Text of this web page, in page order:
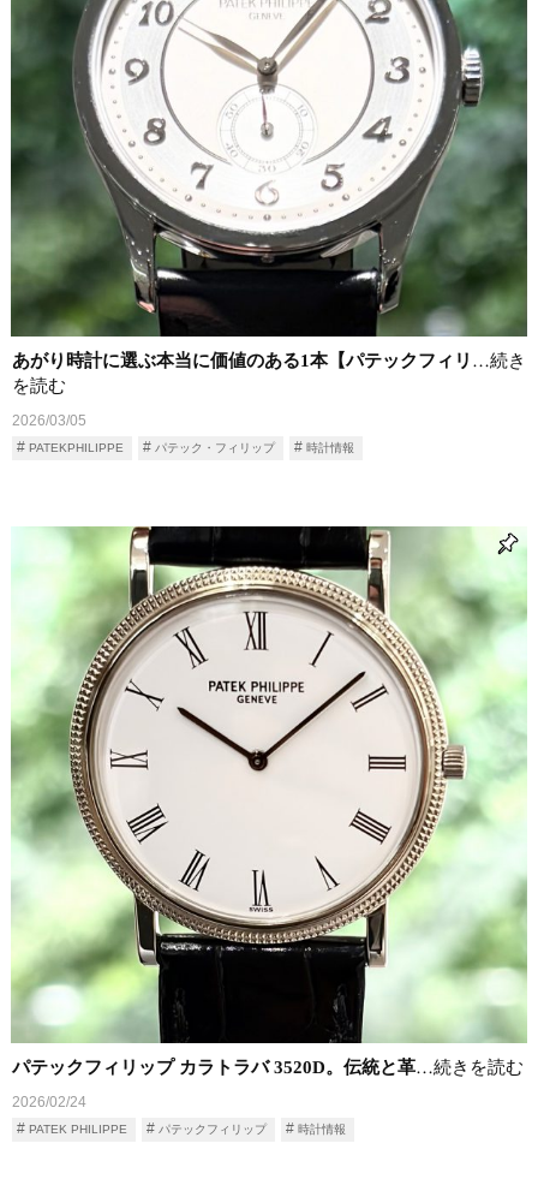
あがり時計に選ぶ本当に価値のある1本【パテックフィリ …続き
を読む
2026/03/05
PATEKPHILIPPE パテック・フィリップ 時計情報
パテックフィリップ カラトラバ 3520D。伝統と革…続きを読む
2026/02/24
PATEK PHILIPPE パテックフィリップ 時計情報